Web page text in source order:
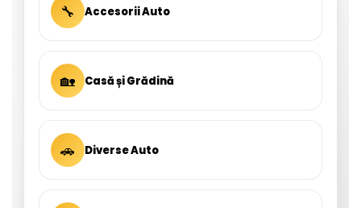
🔧 Accesorii Auto
🏡 Casă și Grădină
🚗 Diverse Auto